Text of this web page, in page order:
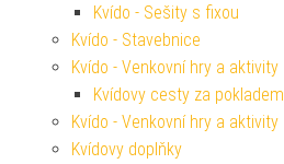
Kvído - Sešity s fixou
Kvído - Stavebnice
Kvído - Venkovní hry a aktivity
Kvídovy cesty za pokladem
Kvído - Venkovní hry a aktivity
Kvídovy doplňky